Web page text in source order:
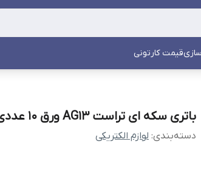
قیمت کارتونی
باتری سکه ای تراست AG13 ورق 10 عددی
دسته‌بندی: لوازم الکتریکی